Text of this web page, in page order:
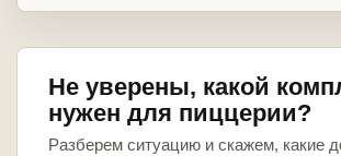
Не уверены, какой
нужен для пиццерии?
Разберем ситуацию и скажем, какие